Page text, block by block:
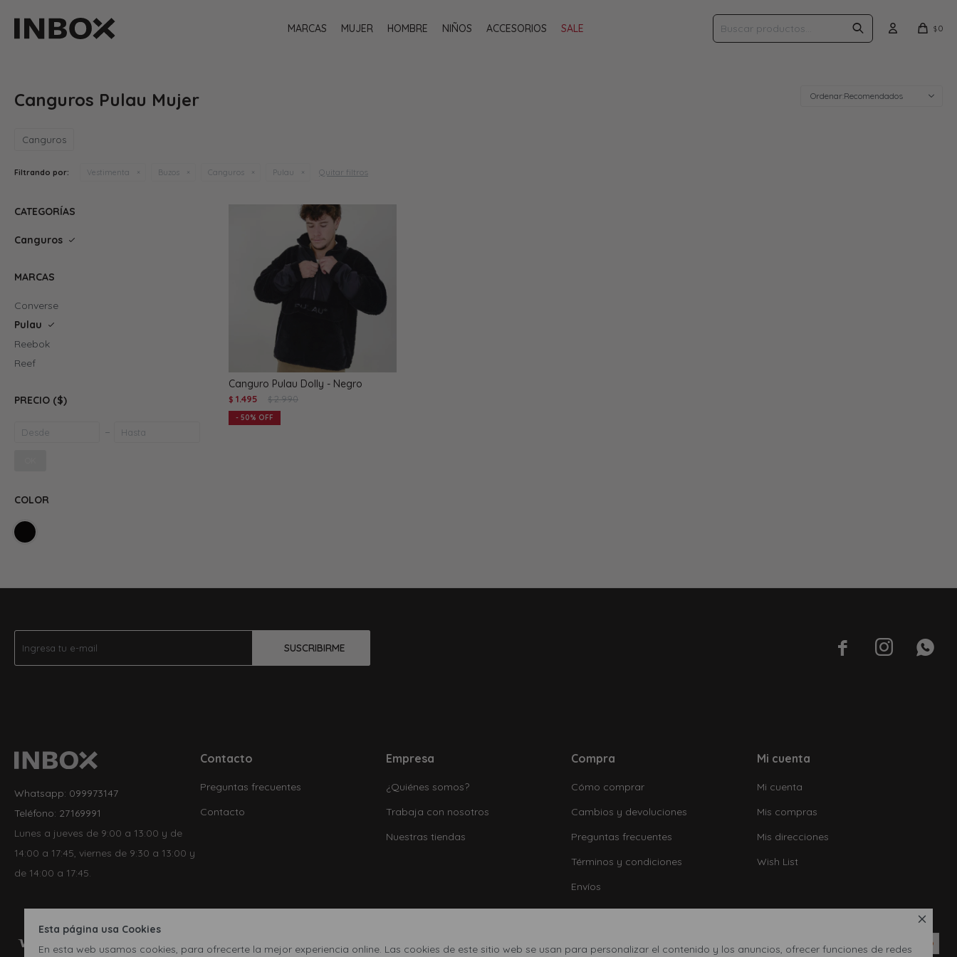

Esta página usa Cookies
En esta web usamos cookies, para ofrecerte la mejor experiencia online. Las cookies de este sitio web se usan para personalizar el contenido y los anuncios, ofrecer funciones de redes
MARCAS MUJER HOMBRE NIÑOS ACCESORIOS SALE $0
Canguros Pulau Mujer Recomendados
Canguros
Filtrando por: Vestimenta Buzos Canguros Pulau Quitar filtros
Canguro Pulau Dolly - Negro
$ 1.495 $ 2.990
50
CATEGORÍAS
Canguros
MARCAS
Converse
Pulau
Reebok
Reef
PRECIO ($)
COLOR
SUSCRIBIRME   
Whatsapp: 099973147
Teléfono: 27169991
Lunes a jueves de 9:00 a 13:00 y de
14:00 a 17:45, viernes de 9:30 a 13:00 y
de 14:00 a 17:45.
Contacto
Preguntas frecuentes
Contacto
Empresa
¿Quiénes somos?
Trabaja con nosotros
Nuestras tiendas
Compra
Cómo comprar
Cambios y devoluciones
Preguntas frecuentes
Términos y condiciones
Envíos
Mi cuenta
Mi cuenta
Mis compras
Mis direcciones
Wish List